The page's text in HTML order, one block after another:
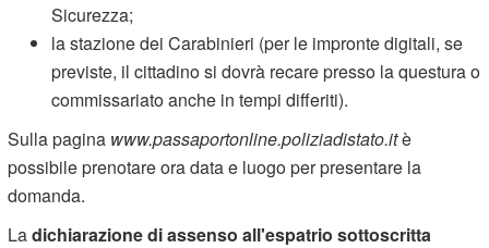
Sicurezza;
la stazione dei Carabinieri (per le impronte digitali, se
previste, il cittadino si dovrà recare presso la questura o
commissariato anche in tempi differiti).
Sulla pagina www.passaportonline.poliziadistato.itè
possibile prenotare ora data e luogo per presentare la
domanda.
Ladichiarazione di assenso all'espatrio sottoscritta